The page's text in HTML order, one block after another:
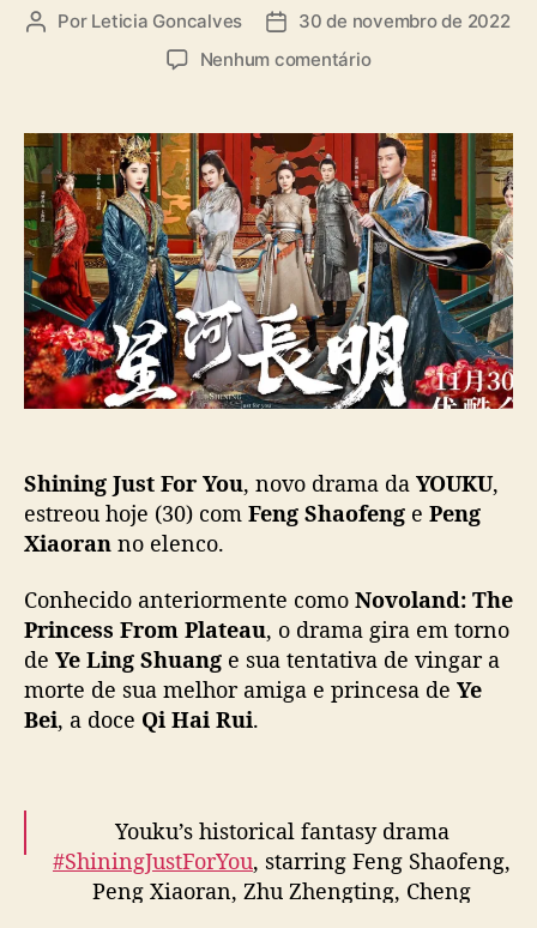
A
r
d
o
p
o
s
t
Por Leticia Goncalves
D
d
e
p
u
b
l
i
c
a
ç
ã
30 de novembro de 2022
Nenhum comentárioe
S
h
i
n
i
n
g
J
u
s
t
r
Y
:
N
o
v
m
a
d
a
Shining Just For You, novo drama da YOUKU,
estreou hoje (30) com Feng Shaofeng e Peng
Xiaoran no elenco.
Conhecido anteriormente como Novoland: The
Princess From Plateau, o drama gira em torno
de Ye Ling Shuang e sua tentativa de vingar a
morte de sua melhor amiga e princesa de Ye
Bei, a doce Qi Hai Rui.
Youku’s historical fantasy drama
#ShiningJustForYou, starring Feng Shaofeng,
Peng Xiaoran, Zhu Zhengting, Cheng